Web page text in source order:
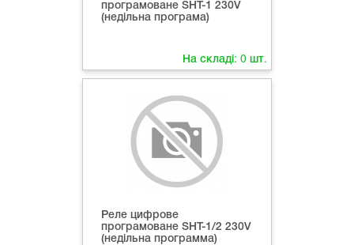
програмоване SHT-1 230V
(недільна програма)
На складі: 0 шт.
Реле цифрове
програмоване SHT-1/2 230V
(недільна программа)